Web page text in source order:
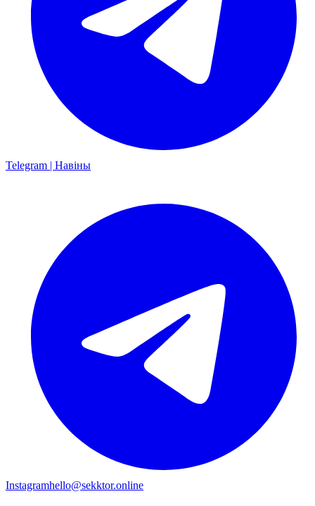
Telegram | Навіны
Instagramhello@sekktor.online